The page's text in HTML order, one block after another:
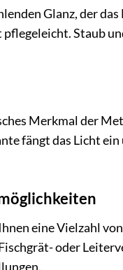
Glanz, der
Staub
Merkmal der
fängt das Licht
eine Vielzahl
oder